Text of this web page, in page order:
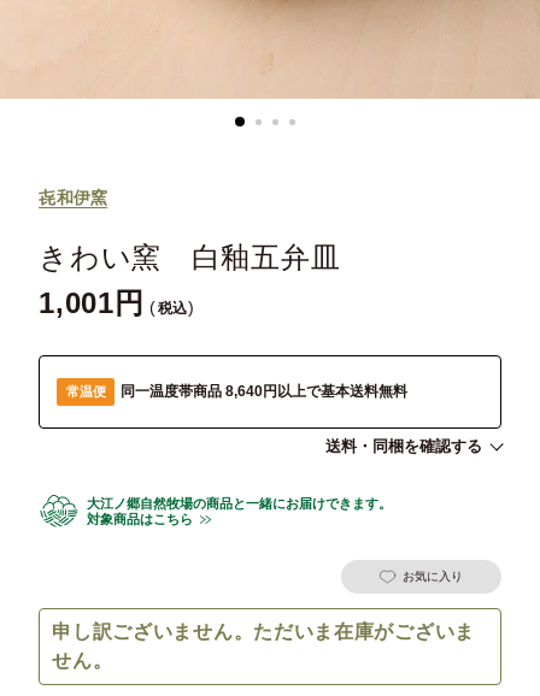
㐂和伊窯
きわい窯 白釉五弁皿
1,001 税込
常温便 同一温度帯商品 8,640円以上で基本送料無料
送料・同梱を確認する
大江ノ郷自然牧場の商品と一緒にお届けできます。
対象商品はこちら
お気に入り
申し訳ございません。ただいま在庫がございま
せん。